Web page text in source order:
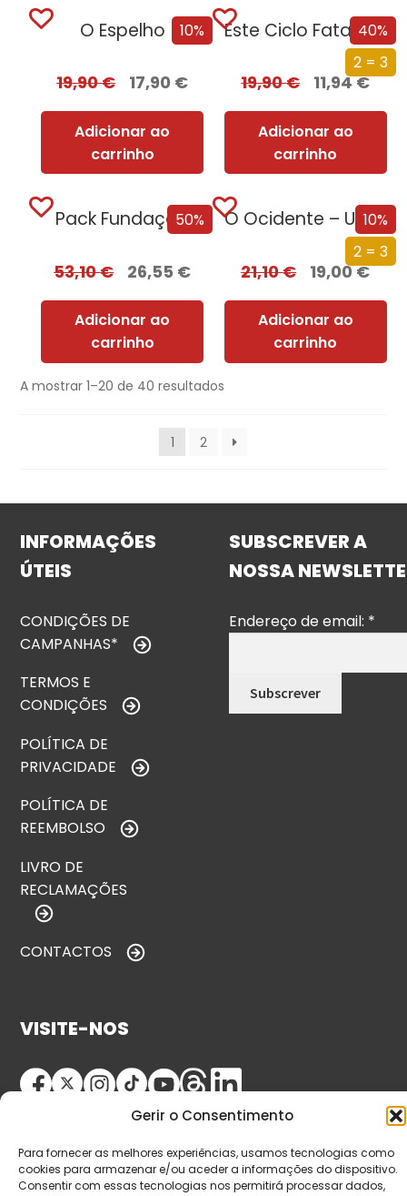
Gerir o Consentimento
Para fornecer as melhores experiências, usamos tecnologias como
cookies para armazenar e/ou aceder a informações do dispositivo.
Consentir com essas tecnologias nos permitirá processar dados,
10%
O Espelho
19,90€ 17,90 €
Adicionar ao
carrinho
40%
2 = 3
Este Ciclo Fatal: Uma História da Morte
19,90€ 11,94€
Adicionar ao
carrinho
50%
Pack Fundação
53,10€ 26,55 €
Adicionar ao
carrinho
10%
2 = 3
O Ocidente – Uma Nova História de um Conceito Milenar
21,10€ 19,00€
Adicionar ao
carrinho
A mostrar 1–20 de 40 resultados
1 2
INFORMAÇÕES
ÚTEIS
CONDIÇÕES DE
CAMPANHAS*
TERMOS E
CONDIÇÕES
POLÍTICA DE
PRIVACIDADE
POLÍTICA DE
REEMBOLSO
LIVRO DE
RECLAMAÇÕES
CONTACTOS
SUBSCREVER A
NOSSA
Endereço de email: *
VISITE-NOS